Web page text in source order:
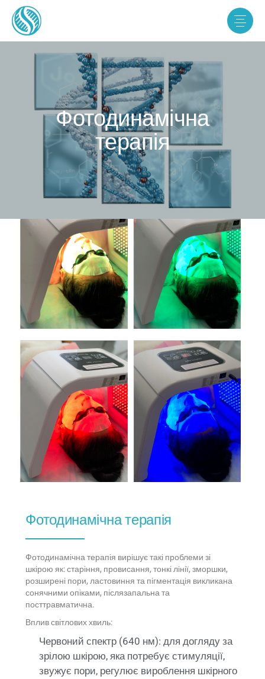
Фотодинамічна
терапія
Фотодинамічна терапія
Фотодинамічна терапія вирішує такі проблеми зі
шкірою як: старіння, провисання, тонкі лінії, зморшки,
розширені пори, ластовиння та пігментація викликана
сонячними опіками, післязапальна та
посттравматична.
Вплив світлових хвиль:
Червоний спектр (640 нм): для догляду за
зрілою шкірою, яка потребує стимуляції,
звужує пори, регулює вироблення шкірного